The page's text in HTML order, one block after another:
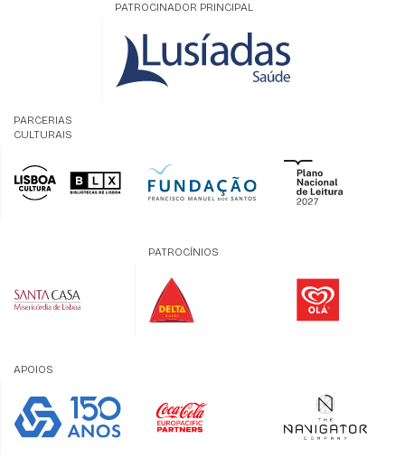
PATROCINADOR PRINCIPAL
PARCERIAS
CULTURAIS
PATROCÍNIOS
APOIOS